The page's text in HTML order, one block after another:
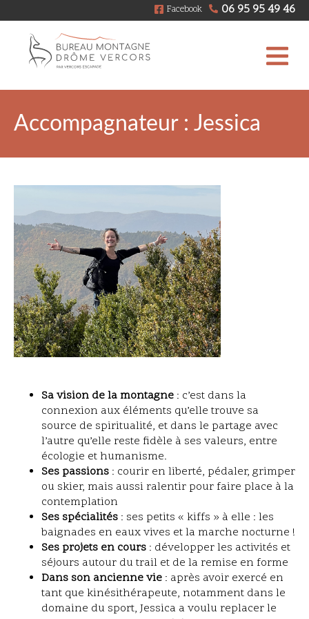
06 95 95 49 46
Facebook
Accompagnateur : Jessica
Sa vision de la montagne : c’est dans la
connexion aux éléments qu’elle trouve sa
source de spiritualité, et dans le partage avec
l’autre qu’elle reste fidèle à ses valeurs, entre
écologie et humanisme.
Ses passions : courir en liberté, pédaler, grimper
ou skier, mais aussi ralentir pour faire place à la
contemplation
Ses spécialités : ses petits « kiffs » à elle : les
baignades en eaux vives et la marche nocturne !
Ses projets en cours : développer les activités et
séjours autour du trail et de la remise en forme
Dans son ancienne vie : après avoir exercé en
tant que kinésithérapeute, notamment dans le
domaine du sport, Jessica a voulu replacer le